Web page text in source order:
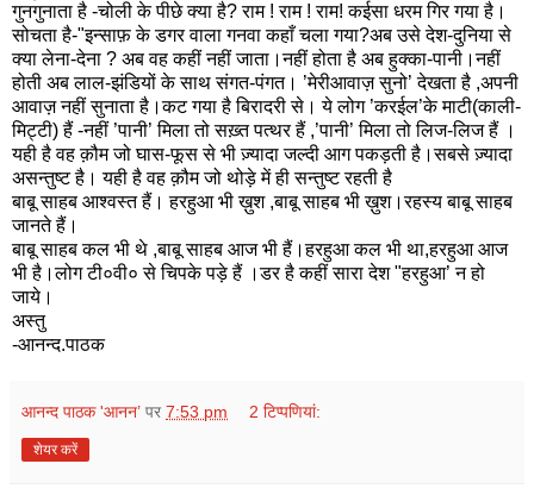
गुनगुनाता है -चोली के पीछे क्या है? राम ! राम ! राम! कईसा धरम गिर गया है।
सोचता है-"इन्साफ़ के डगर वाला गनवा कहाँ चला गया?अब उसे देश-दुनिया से
क्या लेना-देना ? अब वह कहीं नहीं जाता।नहीं होता है अब हुक्का-पानी।नहीं
होती अब लाल-झंडियों के साथ संगत-पंगत। ’मेरीआवाज़ सुनो’ देखता है ,अपनी
आवाज़ नहीं सुनाता है।कट गया है बिरादरी से। ये लोग ’करईल’के माटी(काली-
मिट्टी) हैं -नहीं ’पानी’ मिला तो सख़्त पत्थर हैं ,’पानी’ मिला तो लिज-लिज हैं ।
यही है वह क़ौम जो घास-फूस से भी ज़्यादा जल्दी आग पकड़ती है।सबसे ज़्यादा
असन्तुष्ट है। यही है वह क़ौम जो थोड़े में ही सन्तुष्ट रहती है
बाबू साहब आश्वस्त हैं। हरहुआ भी ख़ुश ,बाबू साहब भी ख़ुश।रहस्य बाबू साहब
जानते हैं।
बाबू साहब कल भी थे ,बाबू साहब आज भी हैं।हरहुआ कल भी था,हरहुआ आज
भी है।लोग टी०वी० से चिपके पड़े हैं ।डर है कहीं सारा देश "हरहुआ’ न हो
जाये।
अस्तु
-आनन्द.पाठक
आनन्द पाठक 'आनन’ पर 7:53 pm 2 टिप्‍पणियां:
शेयर करें